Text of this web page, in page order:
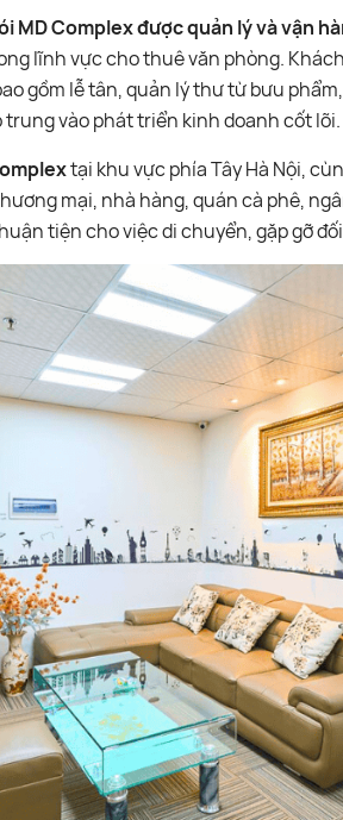
MD Complex được quản lý và vận
lĩnh vực cho thuê văn phòng.
gồm lễ tân, quản lý thư từ bưu
vào phát triển kinh doanh cốt lõi.
tại khu vực phía Tây Hà Nội,
mại, nhà hàng, quán cà phê,
tiện cho việc di chuyển, gặp gỡ